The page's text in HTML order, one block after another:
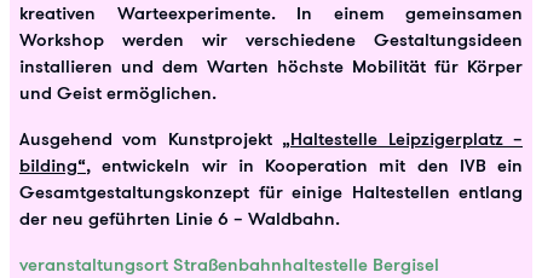
kreativen Warteexperimente. In einem gemeinsamen
Workshop werden wir verschiedene Gestaltungsideen
installieren und dem Warten höchste Mobilität für Körper
und Geist ermöglichen.
Ausgehend vom Kunstprojekt „Haltestelle Leipzigerplatz –
bilding“, entwickeln wir in Kooperation mit den IVB ein
Gesamtgestaltungskonzept für einige Haltestellen entlang
der neu geführten Linie 6 – Waldbahn.
veranstaltungsort Straßenbahnhaltestelle Bergisel